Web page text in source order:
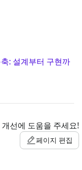
: 설계부터 구현까
개선에 도움을 주세요!
페이지 편집